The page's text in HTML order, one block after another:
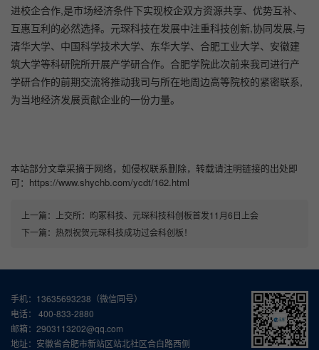
进校企合作,是市场经济条件下实现校企双方资源共享、优势互补、
互惠互利的必然选择。元琛科技在发展中注重科技创新,协同发展,与
清华大学、中国科学技术大学、东华大学、合肥工业大学、安徽建
筑大学等科研院所开展产学研合作。合肥学院此次前来我司进行产
学研合作的前期交流将推动我司与所在地周边高等院校的紧密联系,
为当地经济发展贡献企业的一份力量。
本站部分文章采摘于网络，如侵权联系删除，转载请注明链接的出处即
可：https://www.shychb.com/ycdt/162.html
上一篇：
上交所：昀冢科技、元琛科技科创板首发11月6日上会
下一篇： 热烈祝贺元琛科技成功过会科创板！
手机：13635693238（微信同号）
电话： 400-833-2880
邮箱：2903113202@qq.com
地址：安徽省合肥市新站区站北社区合白路西侧